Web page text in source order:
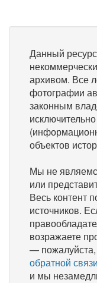
Данный
архивом. Все
фотографии
законным
объектов
Мы не
или
Весь контент
источников.
возражаете
—
обратной связи
и мы